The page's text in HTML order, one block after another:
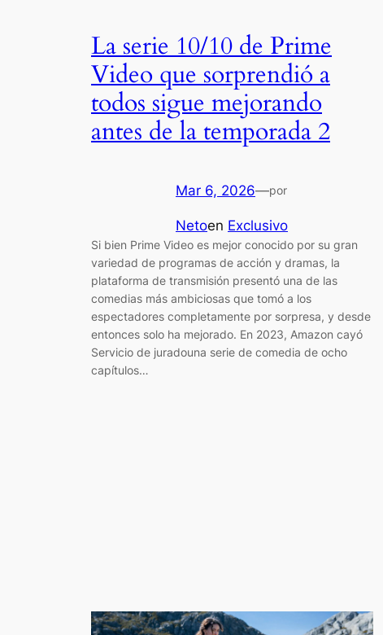
La serie 10/10 de Prime
Video que sorprendió a
todos sigue mejorando
antes de la temporada 2
Mar 6, 2026—por
Netoen Exclusivo
Si bien Prime Video es mejor conocido por su gran
variedad de programas de acción y dramas, la
plataforma de transmisión presentó una de las
comedias más ambiciosas que tomó a los
espectadores completamente por sorpresa, y desde
entonces solo ha mejorado. En 2023, Amazon cayó
Servicio de juradouna serie de comedia de ocho
capítulos…